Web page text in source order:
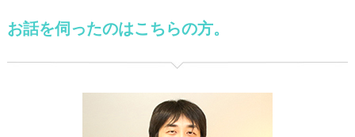
お話を伺ったのはこちらの方。